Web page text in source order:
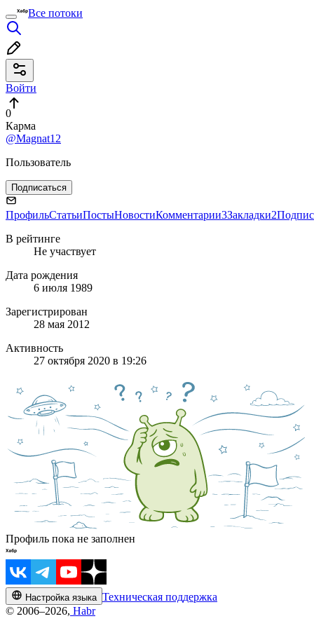
Все потоки
Войти
0
Карма
@Magnat12
Пользователь
Подписаться
ПрофильСтатьиПостыНовостиКомментарии3Закладки2
В рейтинге
Не участвует
Дата рождения
6 июля 1989
Зарегистрирован
28 мая 2012
Активность
27 октября 2020 в 19:26
Профиль пока не заполнен
Настройка языка Техническая поддержка
© 2006–2026, Habr